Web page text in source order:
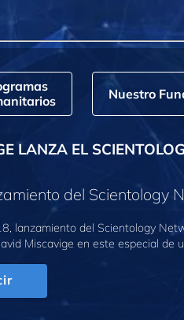
Nuestro
LANZA EL
del Scientology
lanzamiento del Scientology
Miscavige en este especial de